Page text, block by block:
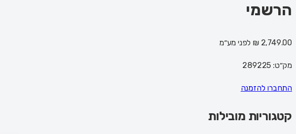
הרשמי
2,749.00 ₪ לפני מע״מ
מק״ט: 289225
התחברו להזמנה
קטגוריות מובילות